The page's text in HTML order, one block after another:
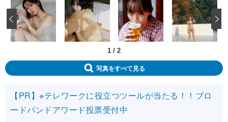
1 / 2
‹
写真をすべて見る
【PR】※テレワークに役立つツールが当たる！！ブロ
ードバンドアワード投票受付中